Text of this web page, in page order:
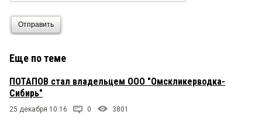
Отправить
Еще по теме
ПОТАПОВ стал владельцем ООО "Омскликерводка-
Сибирь"
25 декабря 10:16 0 3801